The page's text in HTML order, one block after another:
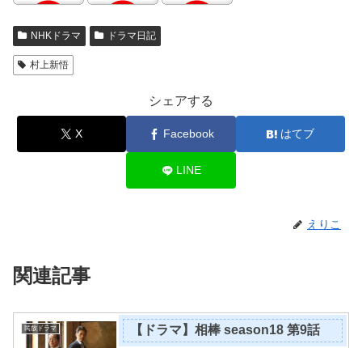
NHKドラマ ドラマ日記
村上新悟
シェアする
X Facebook はてブ
LINE
えりこ
関連記事
民放ドラマ 【ドラマ】相棒 season18 第9話